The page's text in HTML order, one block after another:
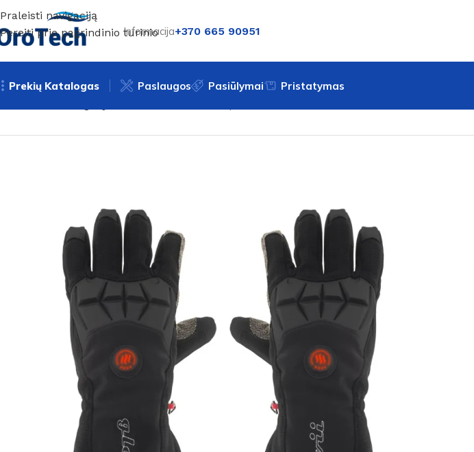
Praleisti navigaciją
Pereiti prie pagrindinio turinio
Informacija+370 665 90951
Prekių Katalogas
Namams ir biurams Rūsiams
Paslaugos Pasiūlymai Pristatymas